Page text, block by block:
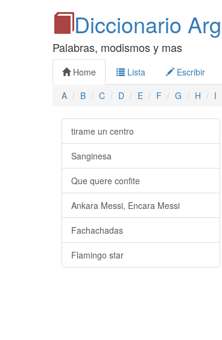
Diccionario
Palabras, modismos y mas
Home Lista Escribir
A
B C D E F G H I
tirame un centro
Sanginesa
Que quere confite
Ankara Messi, Encara Messi
Fachachadas
Flamingo star